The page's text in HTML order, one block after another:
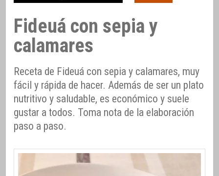
Fideuá con sepia y
calamares
Receta de Fideuá con sepia y calamares, muy
fácil y rápida de hacer. Además de ser un plato
nutritivo y saludable, es económico y suele
gustar a todos. Toma nota de la elaboración
paso a paso.